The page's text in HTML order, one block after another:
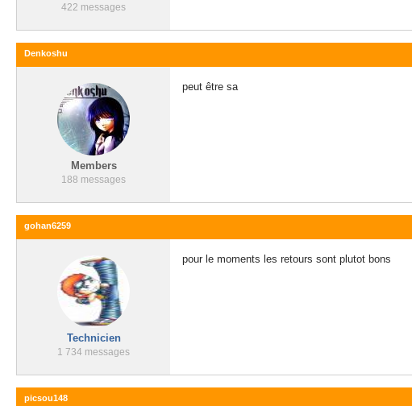
422 messages
Denkoshu
Members
188 messages
peut être sa
gohan6259
Technicien
1 734 messages
pour le moments les retours sont plutot bons
picsou148